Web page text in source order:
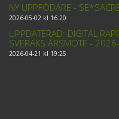
NY UPPFÖDARE -
2026-05-02 kl 16:20
UPPDATERAD: DIGITAL
SVERAKS ÅRSMÖTE -
2026-04-21 kl 19:25